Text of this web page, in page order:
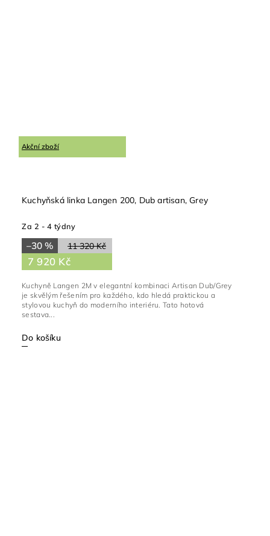
Akční zboží
Kuchyňská linka Langen 200, Dub artisan, Grey
Za 2 - 4 týdny
11 320 Kč
–30 %
7 920 Kč
Do košíku
Kuchyně Langen 2M v elegantní kombinaci Artisan Dub/Grey
je skvělým řešením pro každého, kdo hledá praktickou a
stylovou kuchyň do moderního interiéru. Tato hotová
sestava...